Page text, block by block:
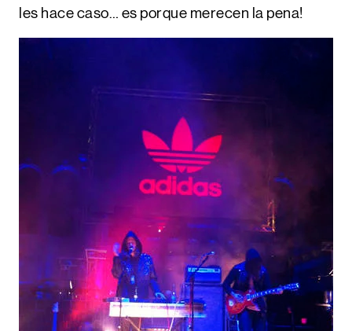
les hace caso… es porque merecen la pena!